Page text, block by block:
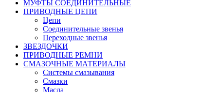
МУФТЫ СОЕДИНИТЕЛЬНЫЕ
ПРИВОДНЫЕ ЦЕПИ
Цепи
Соединительные звенья
Переходные звенья
ЗВЕЗДОЧКИ
ПРИВОДНЫЕ РЕМНИ
СМАЗОЧНЫЕ МАТЕРИАЛЫ
Системы смазывания
Смазки
Масла